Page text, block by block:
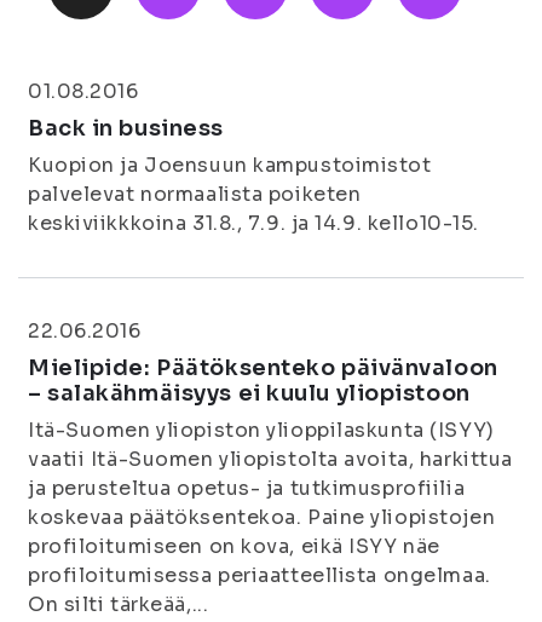
01.08.2016
Back in business
Kuopion ja Joensuun kampustoimistot
palvelevat normaalista poiketen
keskiviikkkoina 31.8., 7.9. ja 14.9. kello10-15.
22.06.2016
Mielipide: Päätöksenteko päivänvaloon
– salakähmäisyys ei kuulu yliopistoon
Itä-Suomen yliopiston ylioppilaskunta (ISYY)
vaatii Itä-Suomen yliopistolta avoita, harkittua
ja perusteltua opetus- ja tutkimusprofiilia
koskevaa päätöksentekoa. Paine yliopistojen
profiloitumiseen on kova, eikä ISYY näe
profiloitumisessa periaatteellista ongelmaa.
On silti tärkeää,...